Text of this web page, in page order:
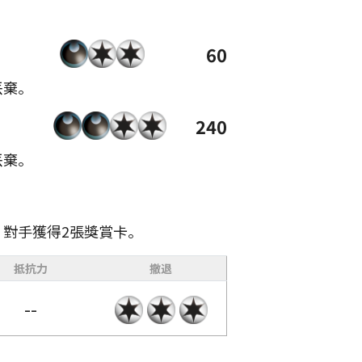
60
。
240
。
手獲得2張獎賞卡。
抵抗力 撤退
--